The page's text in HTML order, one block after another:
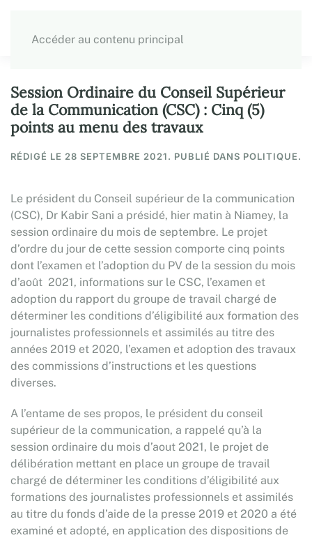
Accéder au contenu principal
Session Ordinaire du Conseil Supérieur
de la Communication (CSC) : Cinq (5)
points au menu des travaux
RÉDIGÉ LE 28 SEPTEMBRE 2021. PUBLIÉ DANS POLITIQUE.
Le président du Conseil supérieur de la communication
(CSC), Dr Kabir Sani a présidé, hier matin à Niamey, la
session ordinaire du mois de septembre. Le projet
d’ordre du jour de cette session comporte cinq points
dont l’examen et l’adoption du PV de la session du mois
d’août 2021, informations sur le CSC, l’examen et
adoption du rapport du groupe de travail chargé de
déterminer les conditions d’éligibilité aux formation des
journalistes professionnels et assimilés au titre des
années 2019 et 2020, l’examen et adoption des travaux
des commissions d’instructions et les questions
diverses.
A l’entame de ses propos, le président du conseil
supérieur de la communication, a rappelé qu’à la
session ordinaire du mois d’aout 2021, le projet de
délibération mettant en place un groupe de travail
chargé de déterminer les conditions d’éligibilité aux
formations des journalistes professionnels et assimilés
au titre du fonds d’aide de la presse 2019 et 2020 a été
examiné et adopté, en application des dispositions de